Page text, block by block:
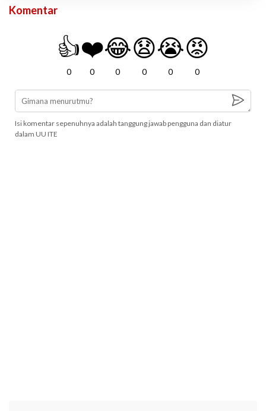
Komentar
👍
0
❤️
0
😂
0
😧
0
😭
0
😡
0
Isi komentar sepenuhnya adalah tanggung jawab pengguna dan diatur
dalam UU ITE